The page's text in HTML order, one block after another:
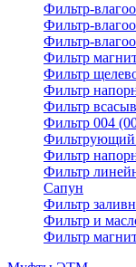
Фильтр-
Фильтр-
Фильтр-
Фильтр
Фильтр
Фильтр
Фильтр
Фильтр 004
Фильтрующий
Фильтр
Фильтр
Сапун
Фильтр
Фильтр и
Фильтр